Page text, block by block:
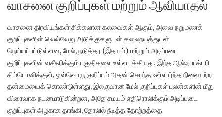
வாசனை குறிப்புகள் மற்றும் ஆவியாதல்
வாசனை திரவியங்கள் சிக்கலான கலவைகள் ஆகும், அவை நறுமணக்
குறிப்புகளின் வெவ்வேறு அடுக்குகளுடன் கலைநயத்துடன்
நெய்யப்பட்டுள்ளன, மேல், நடுத்தர (இதயம்) மற்றும் அடிப்படை
குறிப்புகளின் வசீகரிக்கும் பகுதிகளை உள்ளடக்கியது. இந்த ஆல்ஃபாக்டரி
சிம்பொனிக்குள், ஒவ்வொரு குறிப்பும் அதன் சொந்த உள்ளார்ந்த நிலையற்ற
தன்மையைக் கொண்டுள்ளது, இலகுவான மேல் குறிப்புகள் புலன்களின் மீது
விரைவாக நடனமாடுகின்றன, அதே சமயம் எதிரொலிக்கும் அடிப்படை
குறிப்புகள் அழகாக தாங்கி, தோலில் நீடித்த தோற்றத்தை